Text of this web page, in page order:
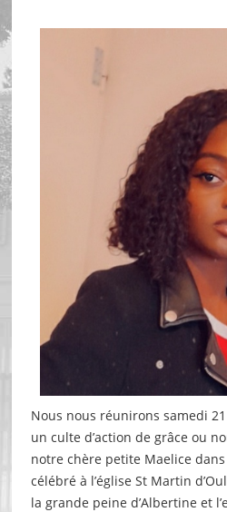
Nous nous réunirons samedi
un culte d’action de grâce ou
notre chère petite Maelice
célébré à l’église St Martin
la grande peine d’Albertine et